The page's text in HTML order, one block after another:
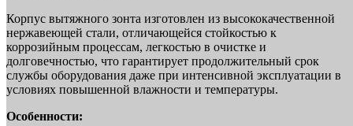
Корпус вытяжного зонта изготовлен из высококачественной
нержавеющей стали, отличающейся стойкостью к
коррозийным процессам, легкостью в очистке и
долговечностью, что гарантирует продолжительный срок
службы оборудования даже при интенсивной эксплуатации в
условиях повышенной влажности и температуры.
Особенности: